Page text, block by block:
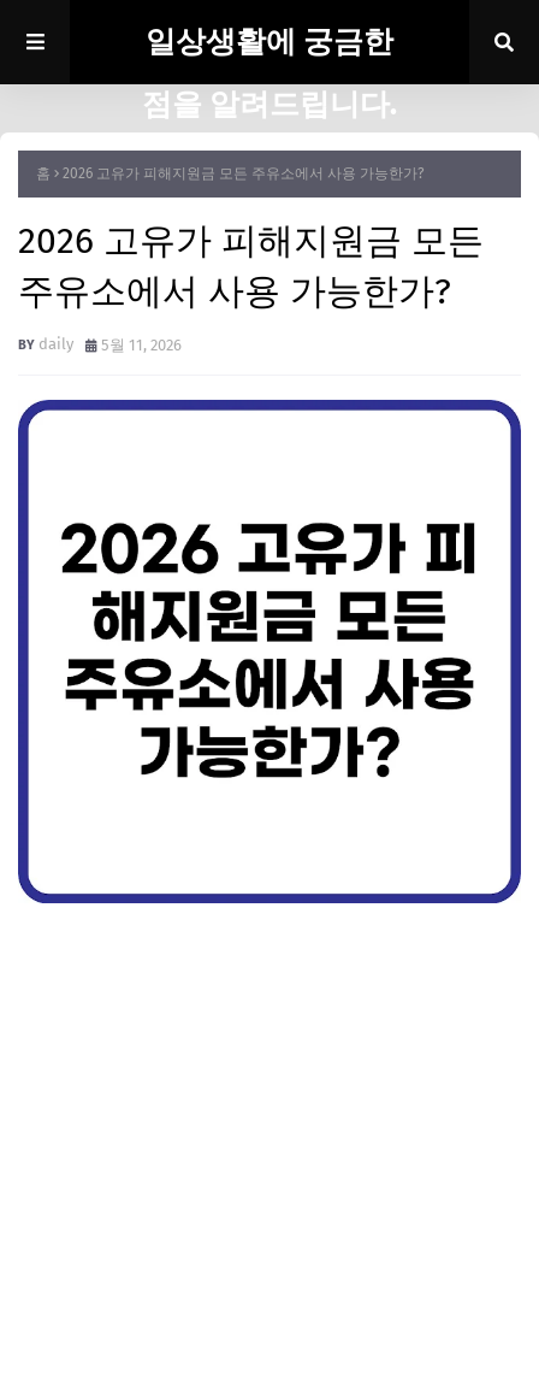
일상생활에 궁금한
점을 알려드립니다.
홈 2026 고유가 피해지원금 모든 주유소에서 사용 가능한가?
2026 고유가 피해지원금 모든
주유소에서 사용 가능한가?
daily 5월 11, 2026